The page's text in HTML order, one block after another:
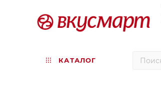
КАТАЛОГ